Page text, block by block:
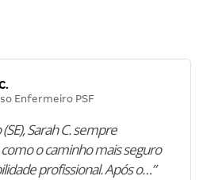
Enfermeiro PSF
Sarah C. sempre
o caminho mais seguro
profissional. Após o…”